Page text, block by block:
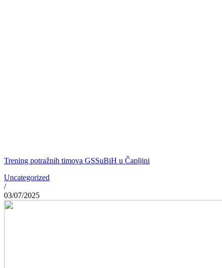
Trening potražnih timova GSSuBiH u Čapljini
Uncategorized
/
03/07/2025